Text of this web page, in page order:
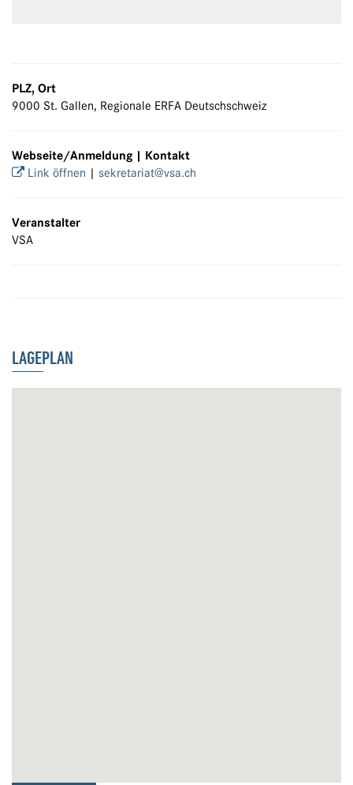
PLZ, Ort
9000 St. Gallen, Regionale ERFA Deutschschweiz
Webseite/Anmeldung | Kontakt
Link öffnen | sekretariat@vsa.ch
Veranstalter
VSA
LAGEPLAN